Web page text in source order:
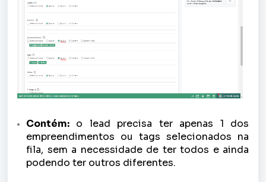
Contém: o lead precisa ter apenas 1 dos
empreendimentos ou tags selecionados na
fila, sem a necessidade de ter todos e ainda
podendo ter outros diferentes.